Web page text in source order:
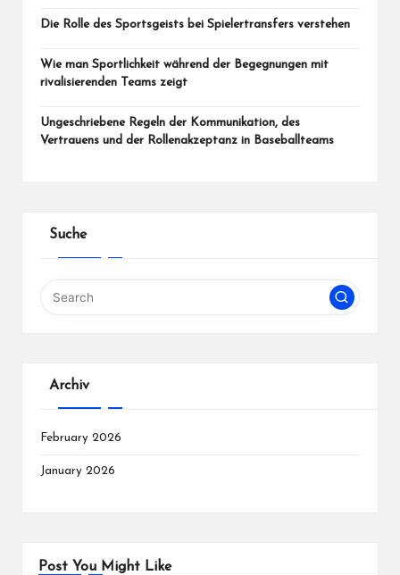
Die Rolle des Sportsgeists bei Spielertransfers verstehen
Wie man Sportlichkeit während der Begegnungen mit
rivalisierenden Teams zeigt
Ungeschriebene Regeln der Kommunikation, des
Vertrauens und der Rollenakzeptanz in Baseballteams
Suche
Archiv
February 2026
January 2026
Post You Might Like